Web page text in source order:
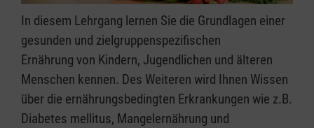
In diesem Lehrgang lernen Sie die Grundlagen einer
gesunden und zielgruppenspezifischen
Ernährung von Kindern, Jugendlichen und älteren
Menschen kennen. Des Weiteren wird Ihnen Wissen
über die ernährungsbedingten Erkrankungen wie z.B.
Diabetes mellitus, Mangelernährung und